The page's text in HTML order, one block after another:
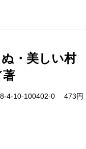
・美しい村
著
4-10-100402-0 473円